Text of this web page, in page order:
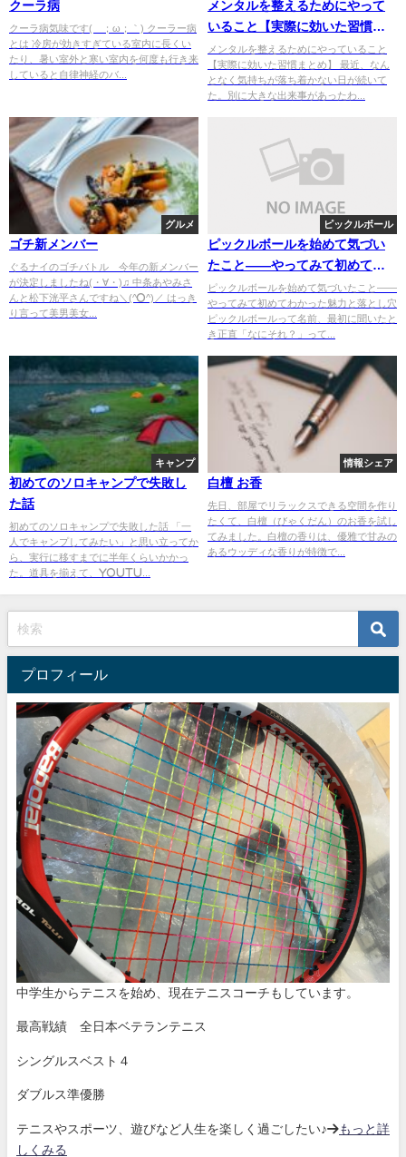
クーラ病
クーラ病気味です(´；ω；｀) クーラー病
とは 冷房が効きすぎている室内に長くい
たり、暑い室外と寒い室内を何度も行き来
していると自律神経のバ...
メンタルを整えるためにやって
いること【実際に効いた習慣ま
とめ】
メンタルを整えるためにやっていること
【実際に効いた習慣まとめ】 最近、なん
となく気持ちが落ち着かない日が続いて
た。別に大きな出来事があったわ...
グルメ
ゴチ新メンバー
ぐるナイのゴチバトル 今年の新メンバー
が決定しましたね(・∀・)♫ 中条あやみさ
んと松下洸平さんですね＼(^o^)／ はっき
り言って美男美女...
ピックルボール
ピックルボールを始めて気づい
たこと——やってみて初めてわ
かった魅力と落とし穴
ピックルボールを始めて気づいたこと——
やってみて初めてわかった魅力と落とし穴
ピックルボールって名前、最初に聞いたと
き正直「なにそれ？」って...
キャンプ
初めてのソロキャンプで失敗し
た話
初めてのソロキャンプで失敗した話 「一
人でキャンプしてみたい」と思い立ってか
ら、実行に移すまでに半年くらいかかっ
た。道具を揃えて、YouTu...
情報シェア
白檀 お香
先日、部屋でリラックスできる空間を作り
たくて、白檀（びゃくだん）のお香を試し
てみました。白檀の香りは、優雅で甘みの
あるウッディな香りが特徴で...
プロフィール
中学生からテニスを始め、現在テニスコーチもしています。
最高戦績 全日本ベテランテニス
シングルスベスト４
ダブルス準優勝
テニスやスポーツ、遊びなど人生を楽しく過ごしたい♪→もっと詳
しくみる